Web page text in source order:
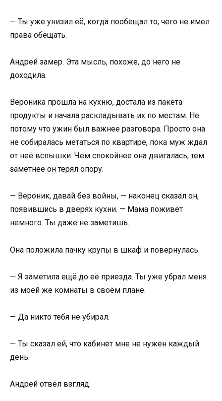
— Ты уже унизил её, когда пообещал то, чего не имел
права обещать.
Андрей замер. Эта мысль, похоже, до него не
доходила.
Вероника прошла на кухню, достала из пакета
продукты и начала раскладывать их по местам. Не
потому что ужин был важнее разговора. Просто она
не собиралась метаться по квартире, пока муж ждал
от неё вспышки. Чем спокойнее она двигалась, тем
заметнее он терял опору.
— Вероник, давай без войны, — наконец сказал он,
появившись в дверях кухни. — Мама поживёт
немного. Ты даже не заметишь.
Она положила пачку крупы в шкаф и повернулась.
— Я заметила ещё до её приезда. Ты уже убрал меня
из моей же комнаты в своём плане.
— Да никто тебя не убирал.
— Ты сказал ей, что кабинет мне не нужен каждый
день.
Андрей отвёл взгляд.